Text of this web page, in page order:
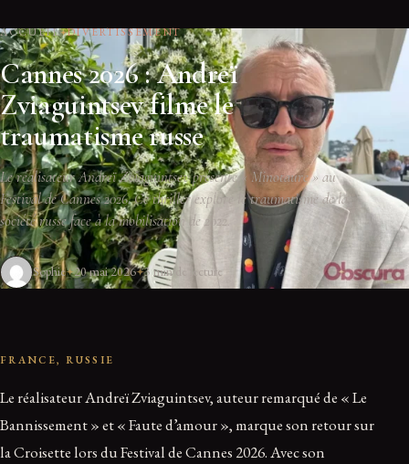
ACCUEIL DIVERTISSEMENT
Cannes 2026 : Andreï
Zviaguintsev filme le
traumatisme russe
Le réalisateur Andreï Zviaguintsev présente « Minotaure » au
Festival de Cannes 2026. Ce thriller explore le traumatisme de la
société russe face à la mobilisation de 2022.
Sophie 20 mai 2026 3 min de lecture
FRANCE, RUSSIE
Le réalisateur Andreï Zviaguintsev, auteur remarqué de « Le
Bannissement » et « Faute d’amour », marque son retour sur
la Croisette lors du Festival de Cannes 2026. Avec son